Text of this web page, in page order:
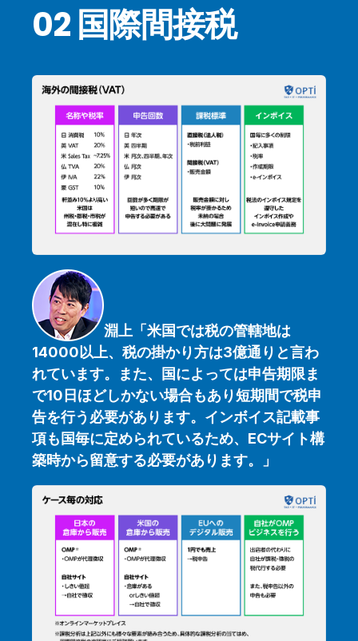
02 国際間接税
淵上「米国では税の管轄地は
14000以上、税の掛かり方は3億通りと言わ
れています。また、国によっては申告期限ま
で10日ほどしかない場合もあり短期間で税申
告を行う必要があります。インボイス記載事
項も国毎に定められているため、ECサイト構
築時から留意する必要があります。
」